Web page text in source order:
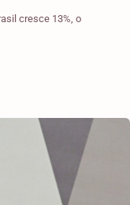
cresce 13%, o